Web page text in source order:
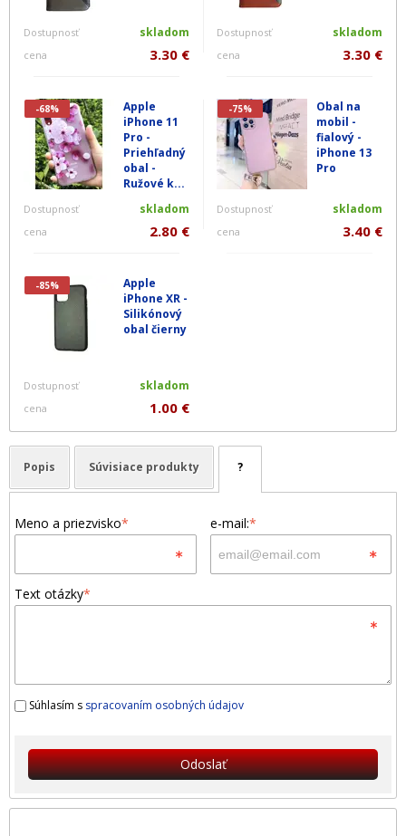
Dostupnosť skladom
cena 3.30 €
Dostupnosť skladom
cena 3.30 €
-68%
Apple
iPhone 11
Pro -
Priehľadný
obal -
Ružové k...
Dostupnosť skladom
cena 2.80 €
-75%
Obal na
mobil -
fialový -
iPhone 13
Pro
Dostupnosť skladom
cena 3.40 €
-85%
Apple
iPhone XR -
Silikónový
obal čierny
Dostupnosť skladom
cena 1.00 €
Popis Súvisiace produkty ?
Meno a priezvisko* e-mail:*
Text otázky*
Súhlasím s spracovaním osobných údajov
Odoslať